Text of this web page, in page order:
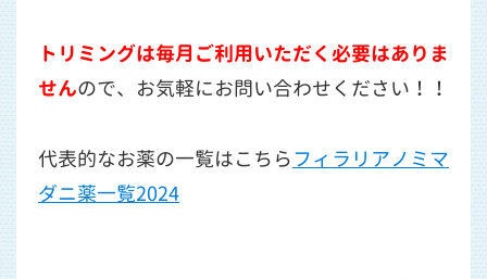
トリミングは毎月ご利用いただく必要はありま
せんので、お気軽にお問い合わせください！！
代表的なお薬の一覧はこちらフィラリアノミマ
ダニ薬一覧2024